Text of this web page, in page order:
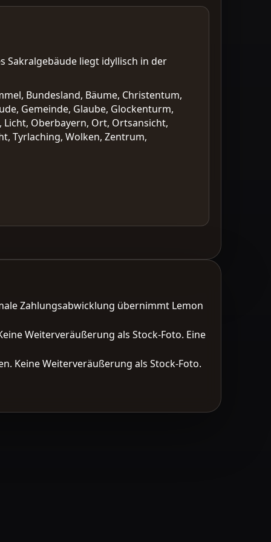
Sakralgebäude liegt idyllisch in der
Bundesland, Bäume, Christentum,
Gemeinde, Glaube, Glockenturm,
Licht, Oberbayern, Ort, Ortsansicht,
Tyrlaching, Wolken, Zentrum,
Zahlungsabwicklung übernimmt Lemon
Weiterveräußerung als Stock-Foto. Eine
Keine Weiterveräußerung als Stock-Foto.